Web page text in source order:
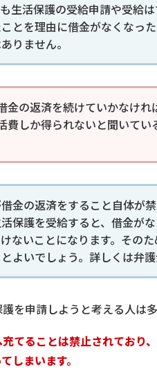
生活保護の受給申請や受給
とを理由に借金がなくなっ
りません。
金の返済を続けていかなけれ
費しか得られないと聞いてい
金の返済をすること自体が
保護を受給すると、借金が
ないことになります。その
よいでしょう。詳しくは弁護
を申請しようと考える人は多
てることは禁止されており
しまいます。